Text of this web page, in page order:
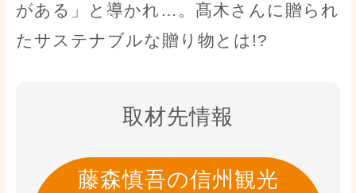
がある」と導かれ…。髙木さんに贈られ
たサステナブルな贈り物とは!?
取材先情報
藤森慎吾の信州観光